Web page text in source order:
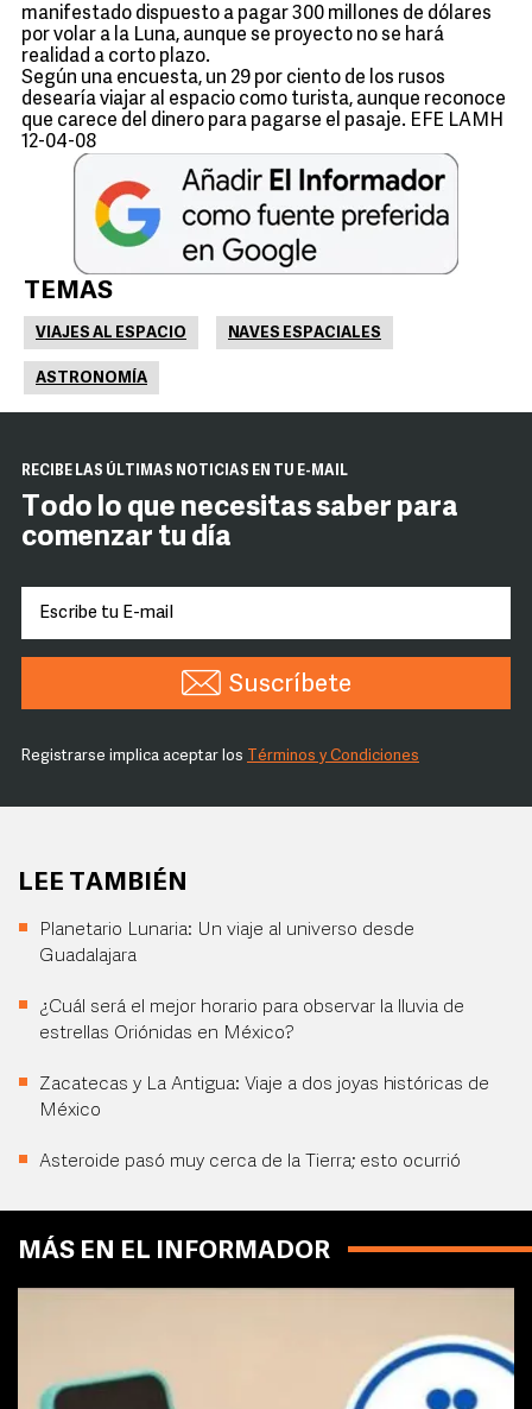
manifestado dispuesto a pagar 300 millones de dólares
por volar a la Luna, aunque se proyecto no se hará
realidad a corto plazo.
Según una encuesta, un 29 por ciento de los rusos
desearía viajar al espacio como turista, aunque reconoce
que carece del dinero para pagarse el pasaje. EFE LAMH
12-04-08
TEMAS
VIAJES AL ESPACIO NAVES ESPACIALES
ASTRONOMÍA
RECIBE LAS ÚLTIMAS NOTICIAS EN TU E-MAIL
Todo lo que necesitas saber para
comenzar tu día
Suscríbete
Registrarse implica aceptar los Términos y Condiciones
LEE TAMBIÉN
Planetario Lunaria: Un viaje al universo desde
Guadalajara
¿Cuál será el mejor horario para observar la lluvia de
estrellas Oriónidas en México?
Zacatecas y La Antigua: Viaje a dos joyas históricas de
México
Asteroide pasó muy cerca de la Tierra; esto ocurrió
MÁS EN EL INFORMADOR